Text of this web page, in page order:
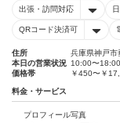
出張・訪問対応
QRコード決済可
住所
兵庫県神戸
本日の営業状況 10:00〜18:00
価格帯
￥450〜￥
料金・サービス
プロフィール写真